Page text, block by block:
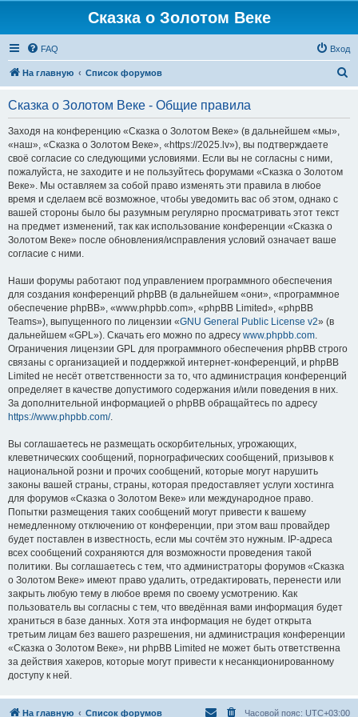
Сказка о Золотом Веке
FAQ Вход
На главную Список форумов
Сказка о Золотом Веке - Общие правила
Заходя на конференцию «Сказка о Золотом Веке» (в дальнейшем «мы»,
«наш», «Сказка о Золотом Веке», «https://2025.lv»), вы подтверждаете
своё согласие со следующими условиями. Если вы не согласны с ними,
пожалуйста, не заходите и не пользуйтесь форумами «Сказка о Золотом
Веке». Мы оставляем за собой право изменять эти правила в любое
время и сделаем всё возможное, чтобы уведомить вас об этом, однако с
вашей стороны было бы разумным регулярно просматривать этот текст
на предмет изменений, так как использование конференции «Сказка о
Золотом Веке» после обновления/исправления условий означает ваше
согласие с ними.
Наши форумы работают под управлением программного обеспечения
для создания конференций phpBB (в дальнейшем «они», «программное
обеспечение phpBB», «www.phpbb.com», «phpBB Limited», «phpBB
Teams»), выпущенного по лицензии «GNU General Public License v2» (в
дальнейшем «GPL»). Скачать его можно по адресу www.phpbb.com.
Ограничения лицензии GPL для программного обеспечения phpBB строго
связаны с организацией и поддержкой интернет-конференций, и phpBB
Limited не несёт ответственности за то, что администрация конференций
определяет в качестве допустимого содержания и/или поведения в них.
За дополнительной информацией о phpBB обращайтесь по адресу
https://www.phpbb.com/.
Вы соглашаетесь не размещать оскорбительных, угрожающих,
клеветнических сообщений, порнографических сообщений, призывов к
национальной розни и прочих сообщений, которые могут нарушить
законы вашей страны, страны, которая предоставляет услуги хостинга
для форумов «Сказка о Золотом Веке» или международное право.
Попытки размещения таких сообщений могут привести к вашему
немедленному отключению от конференции, при этом ваш провайдер
будет поставлен в известность, если мы сочтём это нужным. IP-адреса
всех сообщений сохраняются для возможности проведения такой
политики. Вы соглашаетесь с тем, что администраторы форумов «Сказка
о Золотом Веке» имеют право удалить, отредактировать, перенести или
закрыть любую тему в любое время по своему усмотрению. Как
пользователь вы согласны с тем, что введённая вами информация будет
храниться в базе данных. Хотя эта информация не будет открыта
третьим лицам без вашего разрешения, ни администрация конференции
«Сказка о Золотом Веке», ни phpBB Limited не может быть ответственна
за действия хакеров, которые могут привести к несанкционированному
доступу к ней.
На главную Список форумов Часовой пояс: UTC+03:00